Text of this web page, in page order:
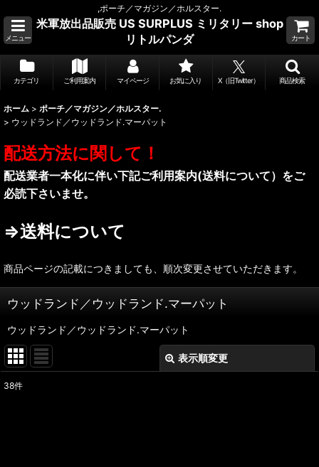
,ポーチ／マガジン／ホルスター.
メニュー
米軍放出品販売 US SURPLUS ミリタリー shop
リトルパンダ
カート
カテゴリ ご利用案内 マイページ お気に入り X（旧Twitter） 商品検索
ホーム > ポーチ／マガジン／ホルスター.
> ウッドランド／ウッドランド.マーパット
配送方法に関して！
配送業者一本化に伴い下記ご利用案内(送料について）をご
必読下さいませ。
⇒送料について
商品ページの記載につきましても、順次変更させていただきます。
ウッドランド／ウッドランド.マーパット
ウッドランド／ウッドランド.マーパット
表示順変更
38件